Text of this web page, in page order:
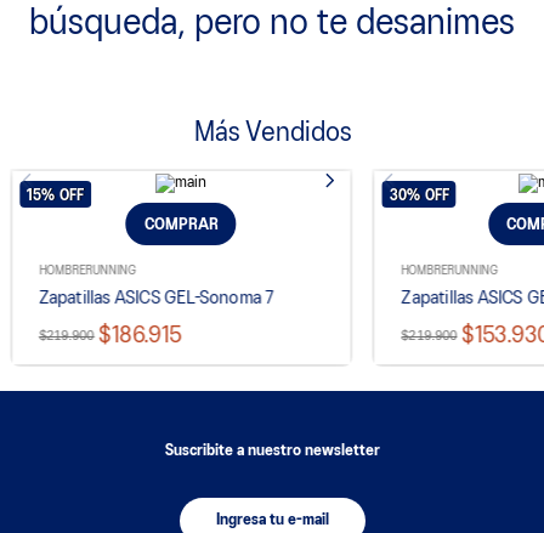
búsqueda, pero no te desanimes
Más Vendidos
COMPRAR
HOMBRERUNNING
Zapatillas ASICS GEL-Sonoma 7
$219.900 $186.915
15% OFF
HOMBRERUNNING
Zapatillas ASICS
$219.900
30% OFF
Suscribite a nuestro newsletter
Ingresa tu e-mail